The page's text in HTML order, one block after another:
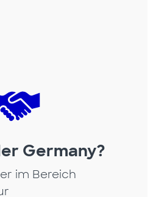
Germany?
im Bereich